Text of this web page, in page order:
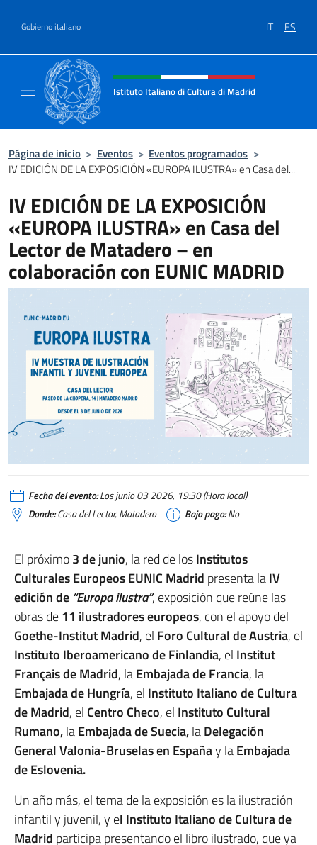
Gobierno italiano IT ES
Encabezado del sitio web,
Istituto Italiano di Cultura di Madrid
Página de inicio > Eventos > Eventos programados >
IV EDICIÓN DE LA EXPOSICIÓN «EUROPA ILUSTRA» en Casa del...
IV EDICIÓN DE LA EXPOSICIÓN
«EUROPA ILUSTRA» en Casa del
Lector de Matadero – en
colaboración con EUNIC MADRID
Fecha del evento:Los junio 03 2026, 19:30 (Hora local)
Donde:Casa del Lector, Matadero Bajo pago:No
El próximo3 de junio, la red de losInstitutos
Culturales Europeos EUNIC Madrid presenta laIV
edición de “Europa ilustra”, exposición que reúne las
obras de11 ilustradores europeos, con el apoyo del
Goethe-Institut Madrid, el Foro Cultural de Austria, el
Instituto Iberoamericano de Finlandia, el Institut
Français de Madrid, laEmbajada de Francia, la
Embajada de Hungría, el Instituto Italiano de Cultura
de Madrid, el Centro Checo, el Instituto Cultural
Rumano,laEmbajada de Suecia,laDelegación
General Valonia-Bruselas en Españay laEmbajada
de Eslovenia.
Un año más, el tema de la exposición es la ilustración
infantil y juvenil, y el Instituto Italiano de Cultura de
Madrid participa presentando el libro ilustrado, que ya